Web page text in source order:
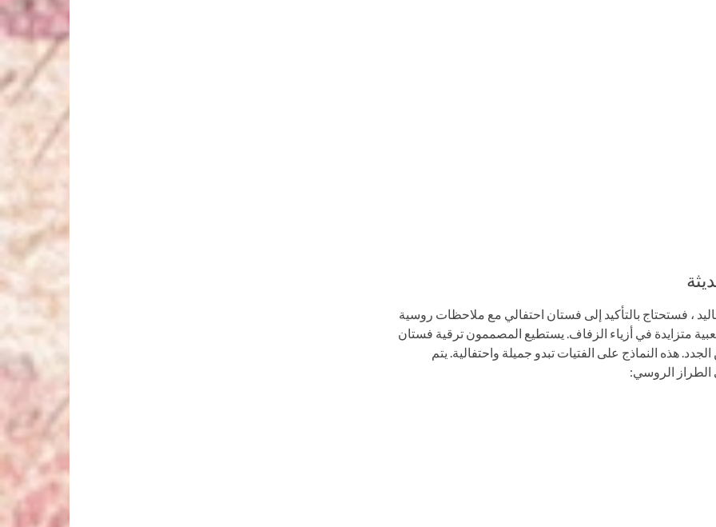
، فستحتاج بالتأكيد إلى فستان احتفالي مع ملاحظات روسية
متزايدة في أزياء الزفاف. يستطيع المصممون ترقية فستان
هذه النماذج على الفتيات تبدو جميلة واحتفالية. يتم
الطراز الروسي: